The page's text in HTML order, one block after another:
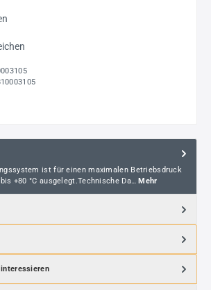
ist für einen maximalen Betriebsdruck
+80 °C ausgelegt.Technische Da… Mehr